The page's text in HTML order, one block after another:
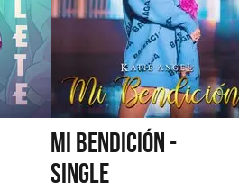
MI BENDICIÓN -
SINGLE